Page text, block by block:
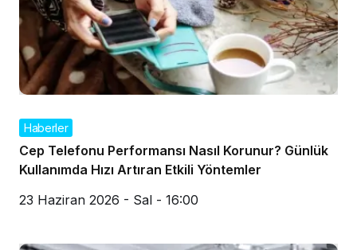
Haberler
Cep Telefonu Performansı Nasıl Korunur? Günlük
Kullanımda Hızı Artıran Etkili Yöntemler
23 Haziran 2026 - Sal - 16:00